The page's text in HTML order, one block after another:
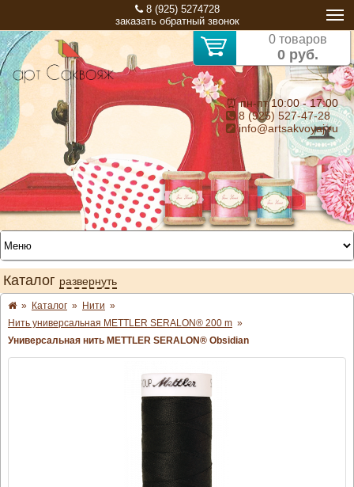
8 (925) 5274728
заказать обратный звонок
0 товаров
0 руб.
⏰ пн-пт 10:00 - 17:00
8 (925) 527-47-28
info@artsakvoyaj.ru
Каталог развернуть
» Каталог » Нити »
Нить универсальная METTLER SERALON® 200 m »
Универсальная нить METTLER SERALON® Obsidian